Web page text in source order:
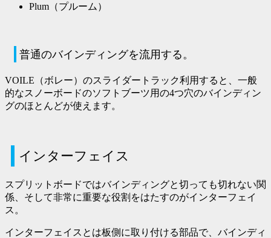
Plum（プルーム）
普通のバインディングを流用する。
VOILE（ボレー）のスライダートラック利用すると、一般
的なスノーボードのソフトブーツ用の4つ穴のバインディン
グのほとんどが使えます。
インターフェイス
スプリットボードではバインディングと切っても切れない関
係、そして非常に重要な役割をはたすのがインターフェイ
ス。
インターフェイスとは板側に取り付ける部品で、バインディ